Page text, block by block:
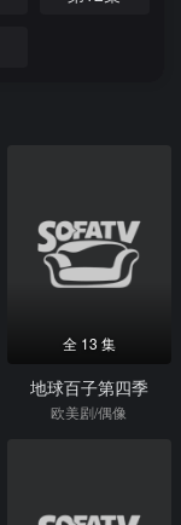
全 13 集
地球百子第四季
欧美剧/偶像